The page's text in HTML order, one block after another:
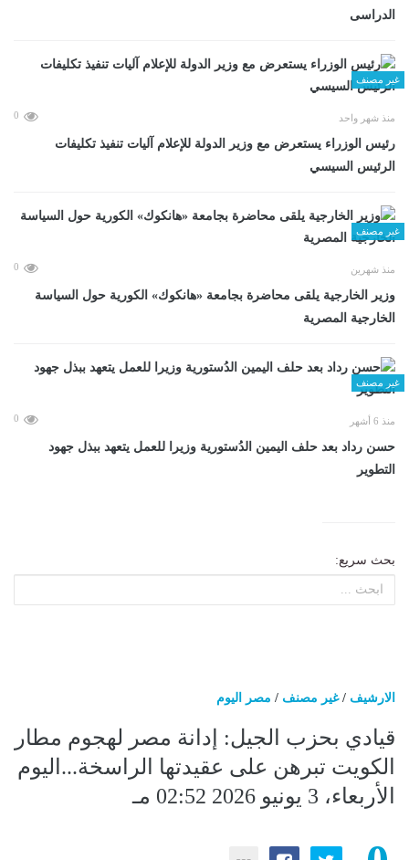
الدراسى
غير مصنف
منذ شهر واحد 0
رئيس الوزراء يستعرض مع وزير الدولة للإعلام آليات تنفيذ تكليفات
الرئيس السيسي
غير مصنف
منذ شهرين 0
وزير الخارجية يلقى محاضرة بجامعة «هانكوك» الكورية حول السياسة
الخارجية المصرية
غير مصنف
منذ 6 أشهر 0
حسن رداد بعد حلف اليمين الدُستورية وزيرا للعمل يتعهد ببذل جهود
التطوير
بحث سريع:
الارشيف /غير مصنف / مصر اليوم
قيادي بحزب الجيل: إدانة مصر لهجوم مطار
الكويت تبرهن على عقيدتها الراسخة...اليوم
الأربعاء، 3 يونيو 2026 02:52 مـ